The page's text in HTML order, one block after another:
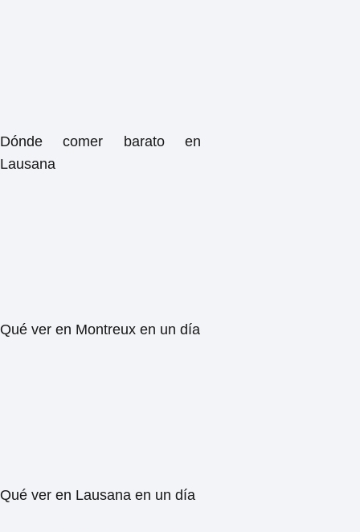
Dónde comer barato en
Lausana
Qué ver en Montreux en un día
Qué ver en Lausana en un día